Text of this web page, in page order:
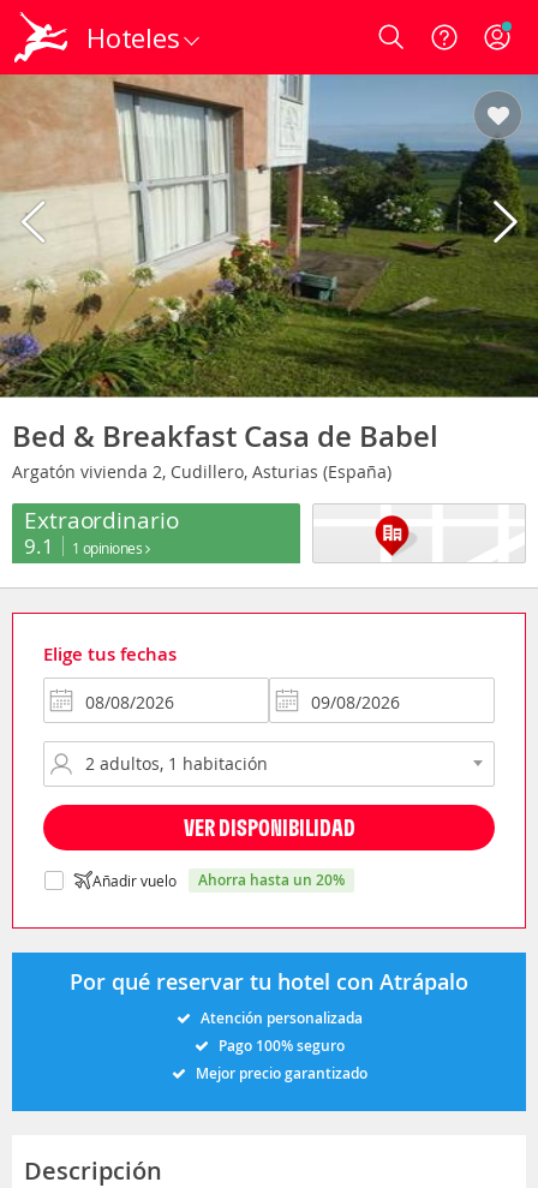
Hoteles Login
Bed & Breakfast Casa de Babel
Argatón vivienda 2, Cudillero, Asturias (España)
Extraordinario
9.1 1 opiniones
Elige tus fechas
VER DISPONIBILIDAD
Añadir vuelo ahorra hasta un 20%
Por qué reservar tu hotel con Atrápalo
Atención personalizada
Pago 100% seguro
Mejor precio garantizado
Descripción